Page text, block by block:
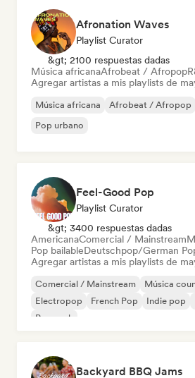
Afronation Waves
Playlist Curator
&gt; 2100 respuestas dadas
Música africanaAfrobeat / Afropop
Agregar artistas a mis playlists de
Música africana Afrobeat / Afropop
Pop urbano
Feel-Good Pop
Playlist Curator
&gt; 3400 respuestas dadas
AmericanaComercial / Mainstream
Pop bailableDeutschpop/German
Agregar artistas a mis playlists de
Comercial / Mainstream Música
Electropop
French Pop Indie pop
Pop rock
Backyard BBQ Jams